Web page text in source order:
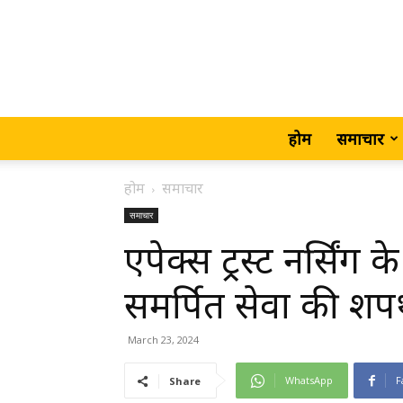
होम समाचार
होम समाचार
समाचार
एपेक्स ट्रस्ट नर्सिंग
समर्पित सेवा की
March 23, 2024
Share WhatsApp